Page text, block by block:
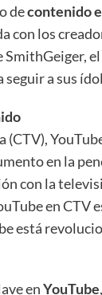
decontenido
con los
a sus
en la
con la
en CTV
está
enYouTube